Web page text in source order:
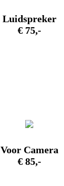
Luidspreker
€ 75,-
Voor Camera
€ 85,-